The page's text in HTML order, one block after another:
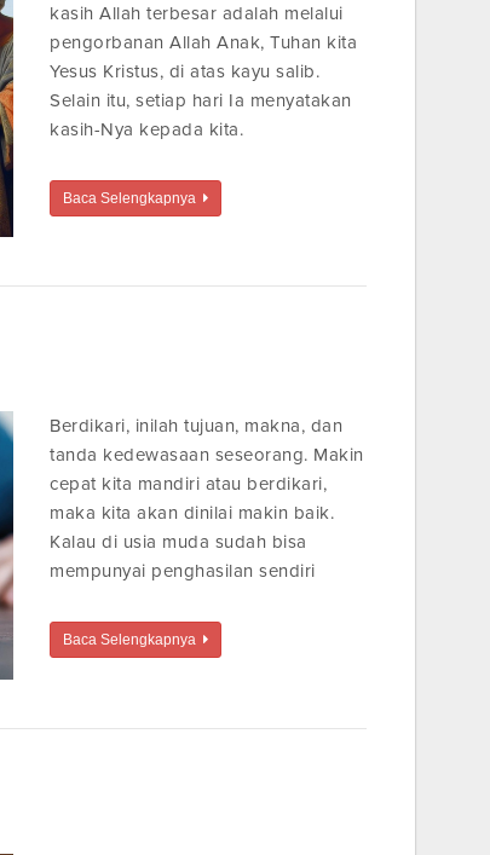
kasih Allah terbesar adalah melalui
pengorbanan Allah Anak, Tuhan kita
Yesus Kristus, di atas kayu salib.
Selain itu, setiap hari Ia menyatakan
kasih-Nya kepada kita.
Baca Selengkapnya
Berdikari, inilah tujuan, makna, dan
tanda kedewasaan seseorang. Makin
cepat kita mandiri atau berdikari,
maka kita akan dinilai makin baik.
Kalau di usia muda sudah bisa
mempunyai penghasilan sendiri
Baca Selengkapnya